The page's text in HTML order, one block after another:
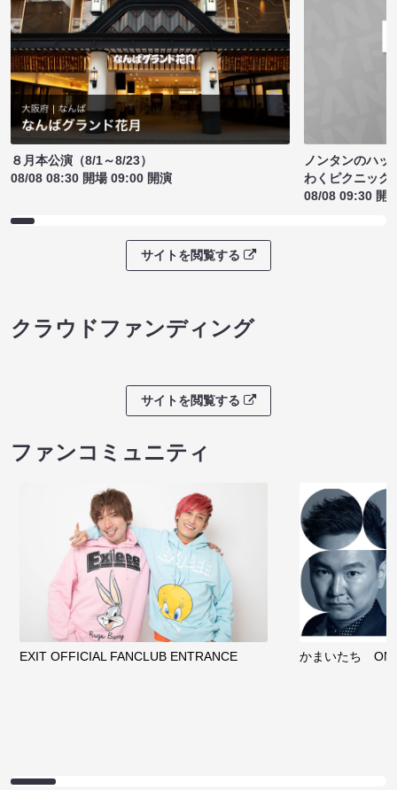
８月本公演（8/1～8/23）
08/08 08:30 開場 09:00 開演
ノンタンのハッ
わくピクニック
08/08 09:30 開
サイトを閲覧する
クラウドファンディング
サイトを閲覧する
ファンコミュニティ
EXIT OFFICIAL FANCLUB ENTRANCE かまいたち